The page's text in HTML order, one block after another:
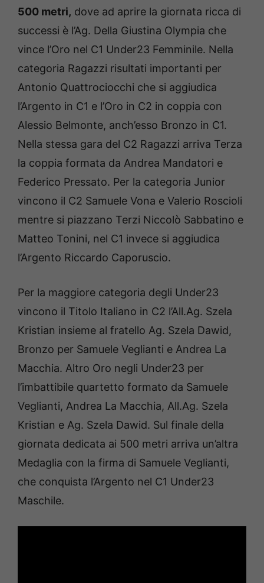
500 metri, dove ad aprire la giornata ricca di
successi è l’Ag. Della Giustina Olympia che
vince l’Oro nel C1 Under23 Femminile. Nella
categoria Ragazzi risultati importanti per
Antonio Quattrociocchi che si aggiudica
l’Argento in C1 e l’Oro in C2 in coppia con
Alessio Belmonte, anch’esso Bronzo in C1.
Nella stessa gara del C2 Ragazzi arriva Terza
la coppia formata da Andrea Mandatori e
Federico Pressato. Per la categoria Junior
vincono il C2 Samuele Vona e Valerio Roscioli
mentre si piazzano Terzi Niccolò Sabbatino e
Matteo Tonini, nel C1 invece si aggiudica
l’Argento Riccardo Caporuscio.
Per la maggiore categoria degli Under23
vincono il Titolo Italiano in C2 l’All.Ag. Szela
Kristian insieme al fratello Ag. Szela Dawid,
Bronzo per Samuele Veglianti e Andrea La
Macchia. Altro Oro negli Under23 per
l’imbattibile quartetto formato da Samuele
Veglianti, Andrea La Macchia, All.Ag. Szela
Kristian e Ag. Szela Dawid. Sul finale della
giornata dedicata ai 500 metri arriva un’altra
Medaglia con la firma di Samuele Veglianti,
che conquista l’Argento nel C1 Under23
Maschile.